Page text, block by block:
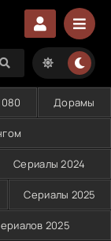
Дорамы
Сериалы 2024
Сериалы 2025
2025